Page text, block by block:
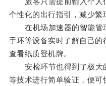
个性化的出行指引，减少繁
在机场加速器的智能管
手环等设备实时了解自己
查看纸质登机牌。
安检环节也得到了极大
等技术进行简单验证，便可